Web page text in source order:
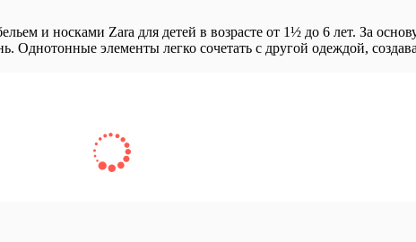
и носками Zara для детей в возрасте от 1½ до 6 лет. За
Однотонные элементы легко сочетать с другой одеждой,